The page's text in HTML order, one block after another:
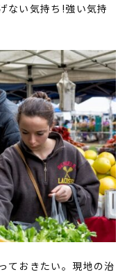
ない気持ち!強い気持
ておきたい。現地の治